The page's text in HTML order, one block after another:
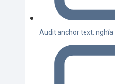
Audit anchor text: nghĩa